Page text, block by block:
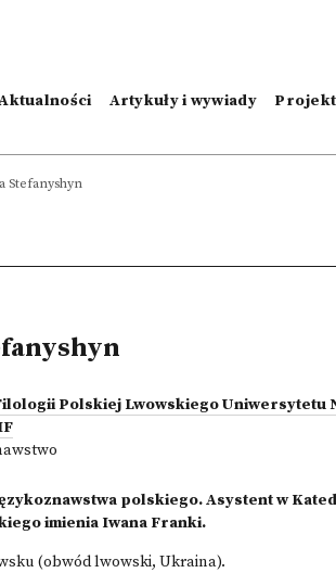
Artykuły i wywiady
Stefanyshyn
Polskiej Lwowskiego Uniwersytetu
polskiego. Asystent w
imienia Iwana Franki.
(obwód lwowski, Ukraina).